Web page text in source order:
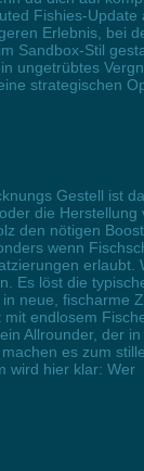
Fishies-Update
Erlebnis, bei
Sandbox-Stil
ungetrübtes
strategischen
Gestell ist
die Herstellung
den nötigen
wenn
erlaubt.
Es löst die
neue, fischarme
endlosem
Allrounder, der in
es zum
wird hier klar: Wer